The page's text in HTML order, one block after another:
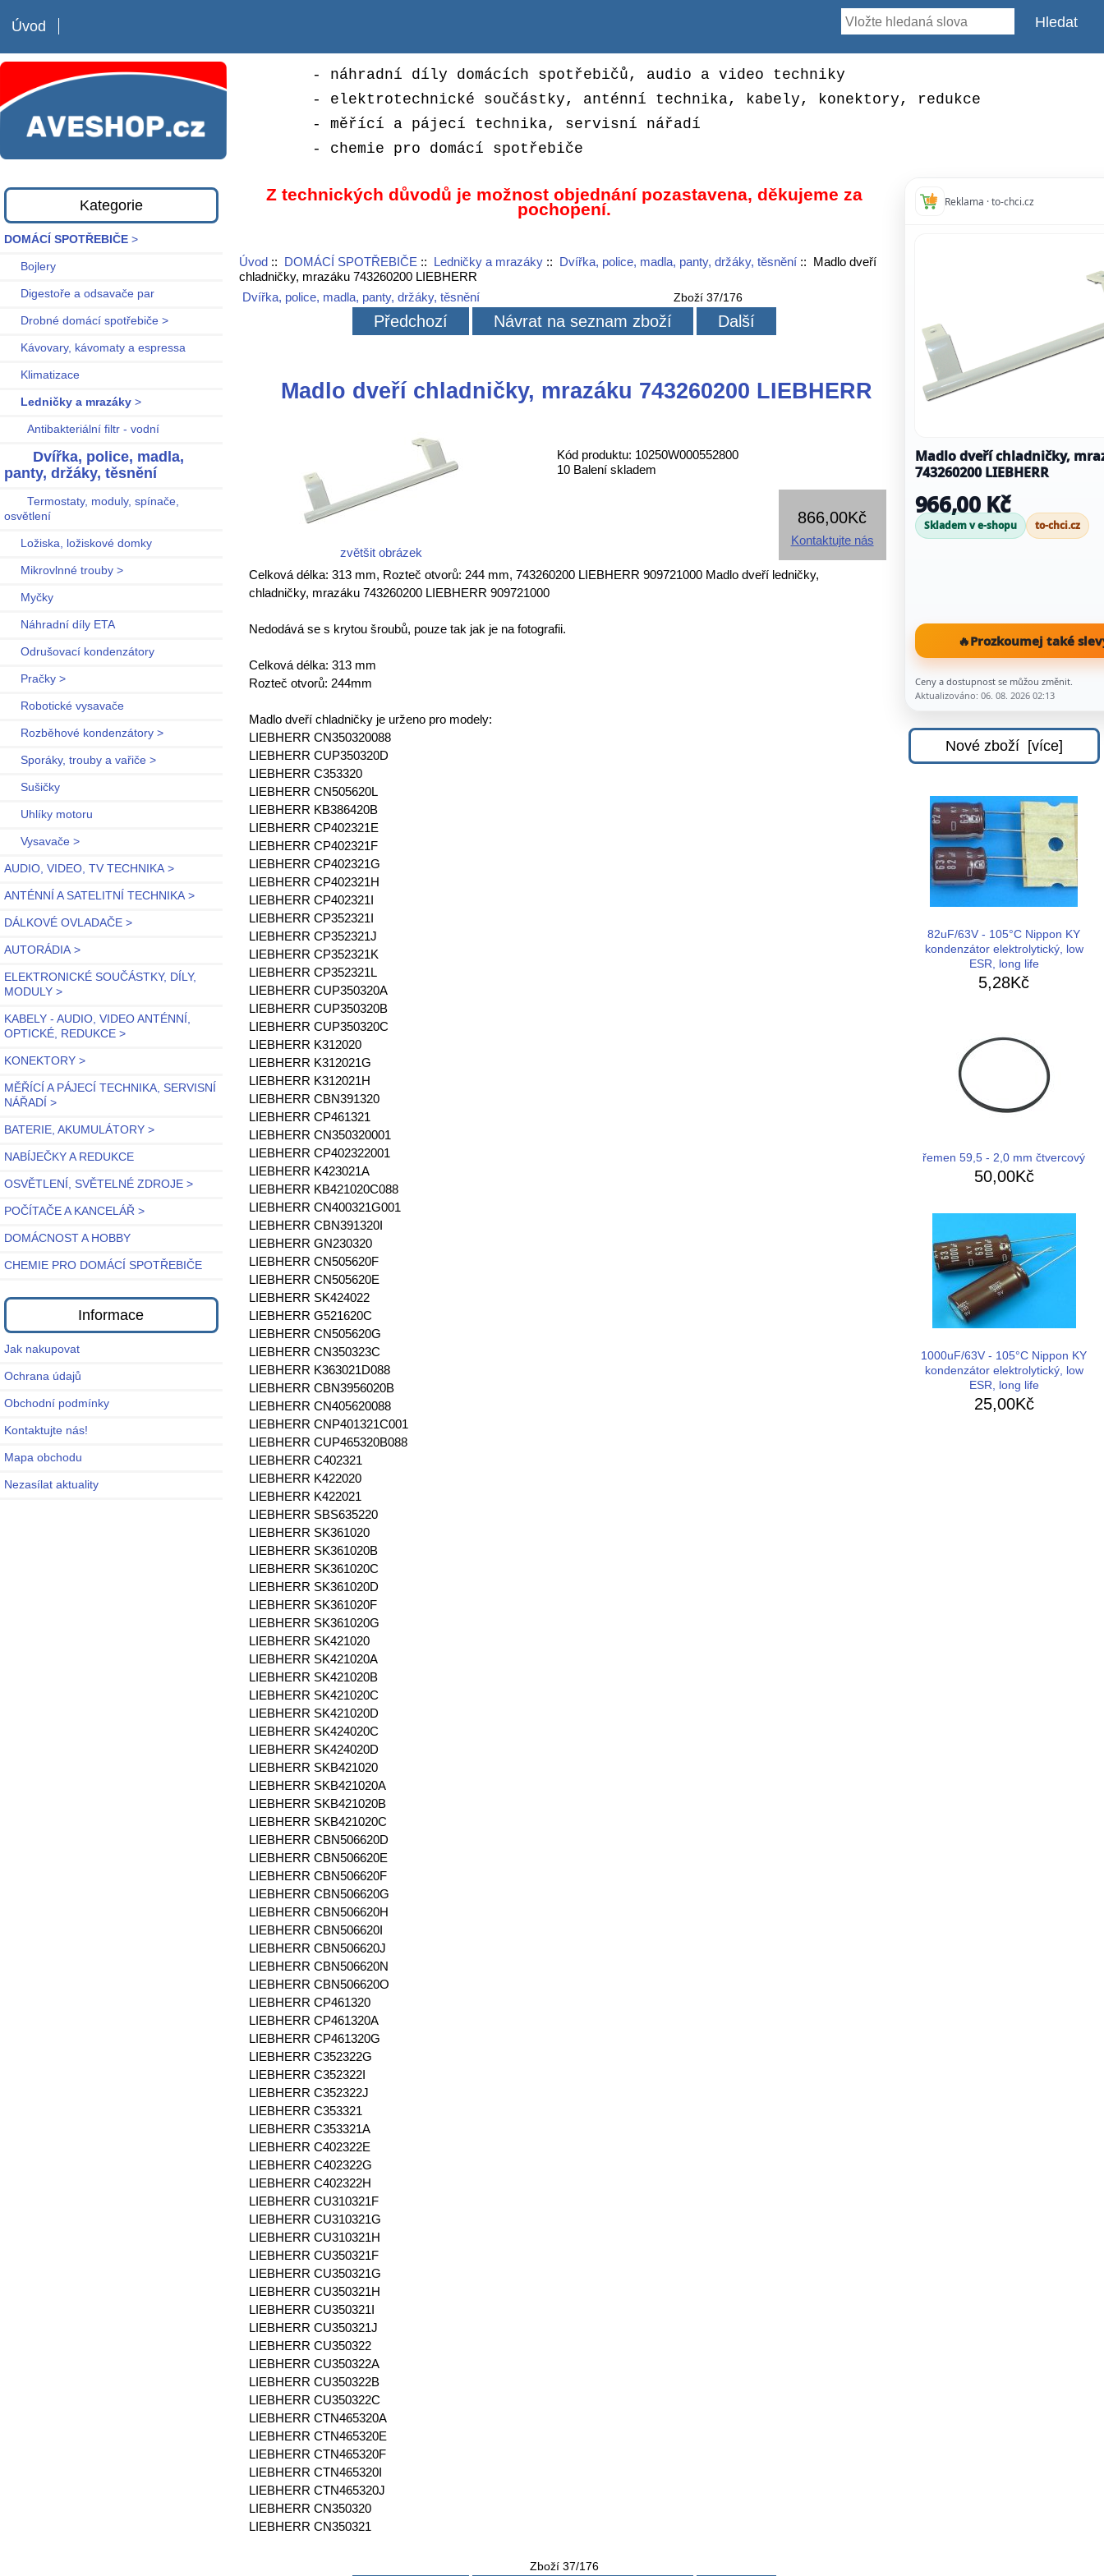
Úvod
- náhradní díly domácích spotřebičů, audio a video techniky
- elektrotechnické součástky, anténní technika, kabely, konektory, redukce
- měřící a pájecí technika, servisní nářadí
- chemie pro domácí spotřebiče
Kategorie
DOMÁCÍ SPOTŘEBIČE >
Bojlery
Digestoře a odsavače par
Drobné domácí spotřebiče >
Kávovary, kávomaty a espressa
Klimatizace
Ledničky a mrazáky >
Antibakteriální filtr - vodní
Dvířka, police, madla,
panty, držáky, těsnění
Termostaty, moduly, spínače,
osvětlení
Ložiska, ložiskové domky
Mikrovlnné trouby >
Myčky
Náhradní díly ETA
Odrušovací kondenzátory
Pračky >
Robotické vysavače
Rozběhové kondenzátory >
Sporáky, trouby a vařiče >
Sušičky
Uhlíky motoru
Vysavače >
AUDIO, VIDEO, TV TECHNIKA >
ANTÉNNÍ A SATELITNÍ TECHNIKA >
DÁLKOVÉ OVLADAČE >
AUTORÁDIA >
ELEKTRONICKÉ SOUČÁSTKY, DÍLY,
MODULY >
KABELY - AUDIO, VIDEO ANTÉNNÍ,
OPTICKÉ, REDUKCE >
KONEKTORY >
MĚŘÍCÍ A PÁJECÍ TECHNIKA, SERVISNÍ
NÁŘADÍ >
BATERIE, AKUMULÁTORY >
NABÍJEČKY A REDUKCE
OSVĚTLENÍ, SVĚTELNÉ ZDROJE >
POČÍTAČE A KANCELÁŘ >
DOMÁCNOST A HOBBY
CHEMIE PRO DOMÁCÍ SPOTŘEBIČE
Informace
Jak nakupovat
Ochrana údajů
Obchodní podmínky
Kontaktujte nás!
Mapa obchodu
Nezasílat aktuality
Z technických důvodů je možnost objednání pozastavena, děkujeme za
pochopení.
Úvod:: DOMÁCÍ SPOTŘEBIČE :: Ledničky a mrazáky:: Dvířka, police, madla, panty, držáky, těsnění:: Madlo dveří
chladničky, mrazáku 743260200 LIEBHERR
Dvířka, police, madla, panty, držáky, těsnění
Zboží 37/176
Předchozí Návrat na seznam zboží Další
Madlo dveří chladničky, mrazáku 743260200 LIEBHERR
zvětšit obrázek
Kód produktu: 10250W000552800
10 Balení skladem
866,00Kč
Kontaktujte nás
Celková délka: 313 mm, Rozteč otvorů: 244 mm, 743260200 LIEBHERR 909721000 Madlo dveří ledničky,
chladničky, mrazáku 743260200 LIEBHERR 909721000
Nedodává se s krytou šroubů, pouze tak jak je na fotografii.
Celková délka: 313 mm
Rozteč otvorů: 244mm
Madlo dveří chladničky je urženo pro modely:
LIEBHERR CN350320088
LIEBHERR CUP350320D
LIEBHERR C353320
LIEBHERR CN505620L
LIEBHERR KB386420B
LIEBHERR CP402321E
LIEBHERR CP402321F
LIEBHERR CP402321G
LIEBHERR CP402321H
LIEBHERR CP402321I
LIEBHERR CP352321I
LIEBHERR CP352321J
LIEBHERR CP352321K
LIEBHERR CP352321L
LIEBHERR CUP350320A
LIEBHERR CUP350320B
LIEBHERR CUP350320C
LIEBHERR K312020
LIEBHERR K312021G
LIEBHERR K312021H
LIEBHERR CBN391320
LIEBHERR CP461321
LIEBHERR CN350320001
LIEBHERR CP402322001
LIEBHERR K423021A
LIEBHERR KB421020C088
LIEBHERR CN400321G001
LIEBHERR CBN391320I
LIEBHERR GN230320
LIEBHERR CN505620F
LIEBHERR CN505620E
LIEBHERR SK424022
LIEBHERR G521620C
LIEBHERR CN505620G
LIEBHERR CN350323C
LIEBHERR K363021D088
LIEBHERR CBN3956020B
LIEBHERR CN405620088
LIEBHERR CNP401321C001
LIEBHERR CUP465320B088
LIEBHERR C402321
LIEBHERR K422020
LIEBHERR K422021
LIEBHERR SBS635220
LIEBHERR SK361020
LIEBHERR SK361020B
LIEBHERR SK361020C
LIEBHERR SK361020D
LIEBHERR SK361020F
LIEBHERR SK361020G
LIEBHERR SK421020
LIEBHERR SK421020A
LIEBHERR SK421020B
LIEBHERR SK421020C
LIEBHERR SK421020D
LIEBHERR SK424020C
LIEBHERR SK424020D
LIEBHERR SKB421020
LIEBHERR SKB421020A
LIEBHERR SKB421020B
LIEBHERR SKB421020C
LIEBHERR CBN506620D
LIEBHERR CBN506620E
LIEBHERR CBN506620F
LIEBHERR CBN506620G
LIEBHERR CBN506620H
LIEBHERR CBN506620I
LIEBHERR CBN506620J
LIEBHERR CBN506620N
LIEBHERR CBN506620O
LIEBHERR CP461320
LIEBHERR CP461320A
LIEBHERR CP461320G
LIEBHERR C352322G
LIEBHERR C352322I
LIEBHERR C352322J
LIEBHERR C353321
LIEBHERR C353321A
LIEBHERR C402322E
LIEBHERR C402322G
LIEBHERR C402322H
LIEBHERR CU310321F
LIEBHERR CU310321G
LIEBHERR CU310321H
LIEBHERR CU350321F
LIEBHERR CU350321G
LIEBHERR CU350321H
LIEBHERR CU350321I
LIEBHERR CU350321J
LIEBHERR CU350322
LIEBHERR CU350322A
LIEBHERR CU350322B
LIEBHERR CU350322C
LIEBHERR CTN465320A
LIEBHERR CTN465320E
LIEBHERR CTN465320F
LIEBHERR CTN465320I
LIEBHERR CTN465320J
LIEBHERR CN350320
LIEBHERR CN350321
Zboží 37/176
Reklama · to-chci.cz
Madlo dveří chladničky,
743260200 LIEBHERR
966,00 Kč
Skladem v e-shopu to-chci.cz
🔥Prozkoumej také
Ceny a dostupnost se můžou změnit.
Aktualizováno: 06. 08. 2026 02:13
Nové zboží [více]
82uF/63V - 105°C Nippon KY
kondenzátor elektrolytický, low
ESR, long life
5,28Kč
řemen 59,5 - 2,0 mm čtvercový
50,00Kč
1000uF/63V - 105°C Nippon KY
kondenzátor elektrolytický, low
ESR, long life
25,00Kč